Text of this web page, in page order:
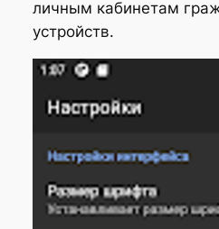
личным кабинетам
устройств.